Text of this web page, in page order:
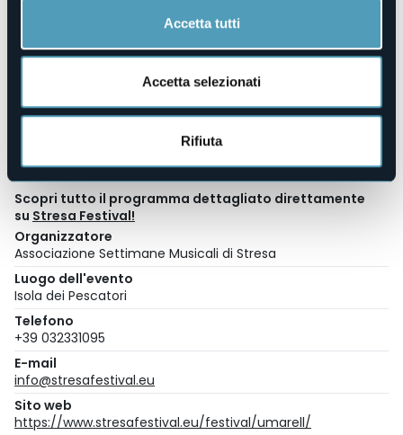
Accetta tutti
Accetta selezionati
Rifiuta
via Carducci, 38 – Stresa (VB)
Nei soli giorni di concerto: 10:00 – 13:00 / 15:00 – 17:00
compreso sabato e festivi.
In sede di concerto la biglietteria apre un’ora prima
dell’inizio.
Scopri tutto il programma dettagliato direttamente
su Stresa Festival!
Organizzatore
Associazione Settimane Musicali di Stresa
Luogo dell'evento
Isola dei Pescatori
Telefono
+39 032331095
E-mail
info@stresafestival.eu
Sito web
https://www.stresafestival.eu/festival/umarell/